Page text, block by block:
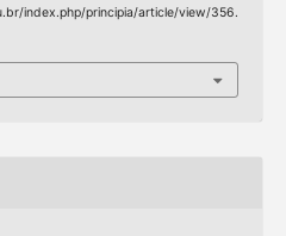
index.php/principia/article/view/356.